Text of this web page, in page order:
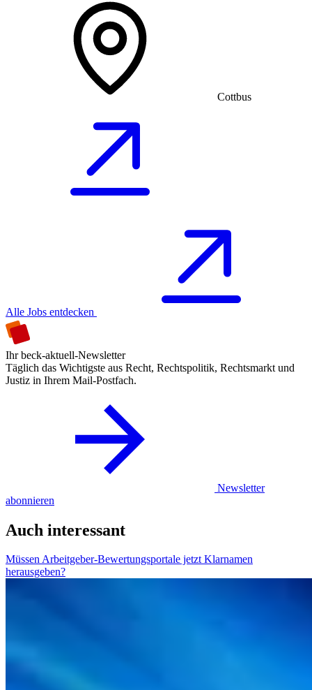
Cottbus
Alle Jobs entdecken
Ihr beck-aktuell-Newsletter
Täglich das Wichtigste aus Recht, Rechtspolitik, Rechtsmarkt und
Justiz in Ihrem Mail-Postfach.
Newsletter
abonnieren
Auch interessant
Müssen Arbeitgeber-Bewertungsportale jetzt Klarnamen
herausgeben?